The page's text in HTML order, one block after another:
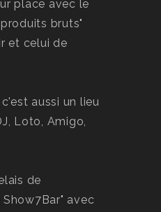
place avec le
bruts"
et celui de
aussi un lieu
Loto, Amigo,
de
Show7Bar" avec